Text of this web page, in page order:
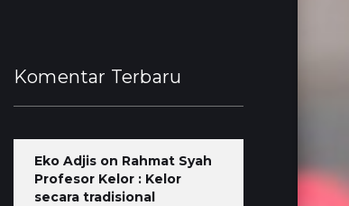
Komentar Terbaru
Eko Adjis on Rahmat Syah
Profesor Kelor : Kelor
secara tradisional